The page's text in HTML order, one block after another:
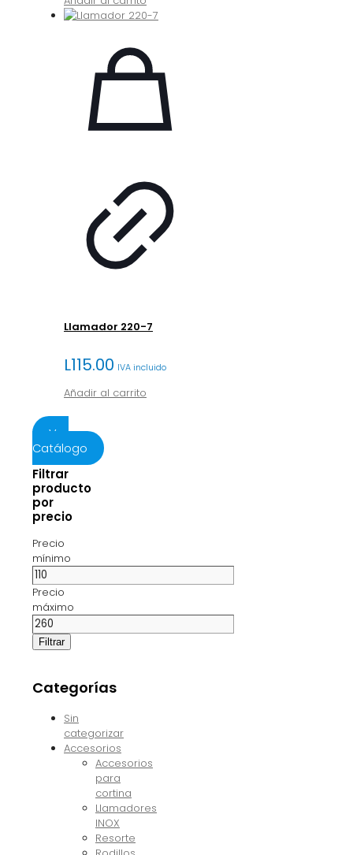
Llamador 220-7
L115.00 IVA incluido
Añadir al carrito
Ver
Catálogo
Filtrar
producto
por
precio
Precio
mínimo
Precio
máximo
Filtrar
Categorías
Sin
categorizar
Accesorios
Accesorios
para
cortina
Llamadores
INOX
Resorte